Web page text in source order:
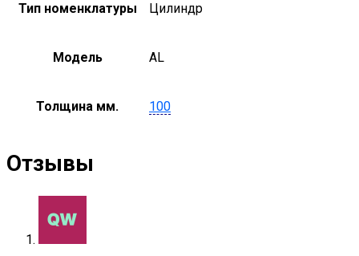
Тип номенклатуры Цилиндр
Модель AL
Толщина мм. 100
Отзывы